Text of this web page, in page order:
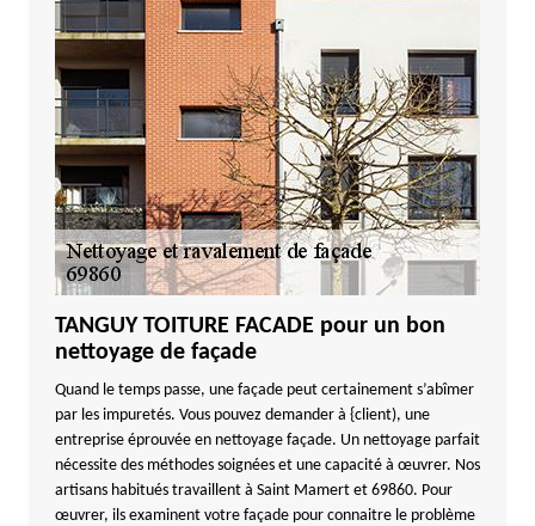
TANGUY TOITURE FACADE pour un bon
nettoyage de façade
Quand le temps passe, une façade peut certainement s’abîmer
par les impuretés. Vous pouvez demander à {client), une
entreprise éprouvée en nettoyage façade. Un nettoyage parfait
nécessite des méthodes soignées et une capacité à œuvrer. Nos
artisans habitués travaillent à Saint Mamert et 69860. Pour
œuvrer, ils examinent votre façade pour connaitre le problème